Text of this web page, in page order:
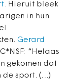
. Hieruit bleek
in hun
Gerard
“Helaas
gekomen dat
de sport. (…)